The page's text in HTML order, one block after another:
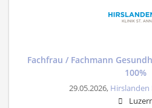
Fachfrau / Fachmann
100%
29.05.2026, Hirslanden